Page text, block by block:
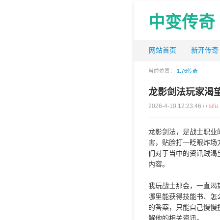
中变传奇
网站首页 新开传奇
当前位置： 1.76传奇
龙影剑法玩家渴
2026-4-10 12:23:46 / / sifu
龙影剑法，是战士职业
害，贴脸打一眨眼炸
们对于当中的资讯贼渴
内容。
我玩战士那会，一直渴
哪里能获得技能书、
的答案，只能自己慢
解他的相关资讯。